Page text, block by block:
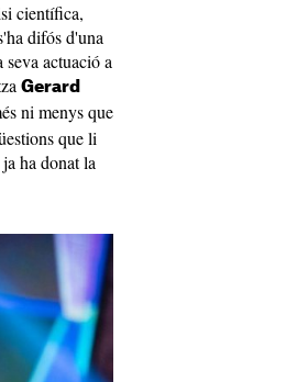
científica,
difós d'una
actuació a
Gerard
ni menys que
que li
ha donat la